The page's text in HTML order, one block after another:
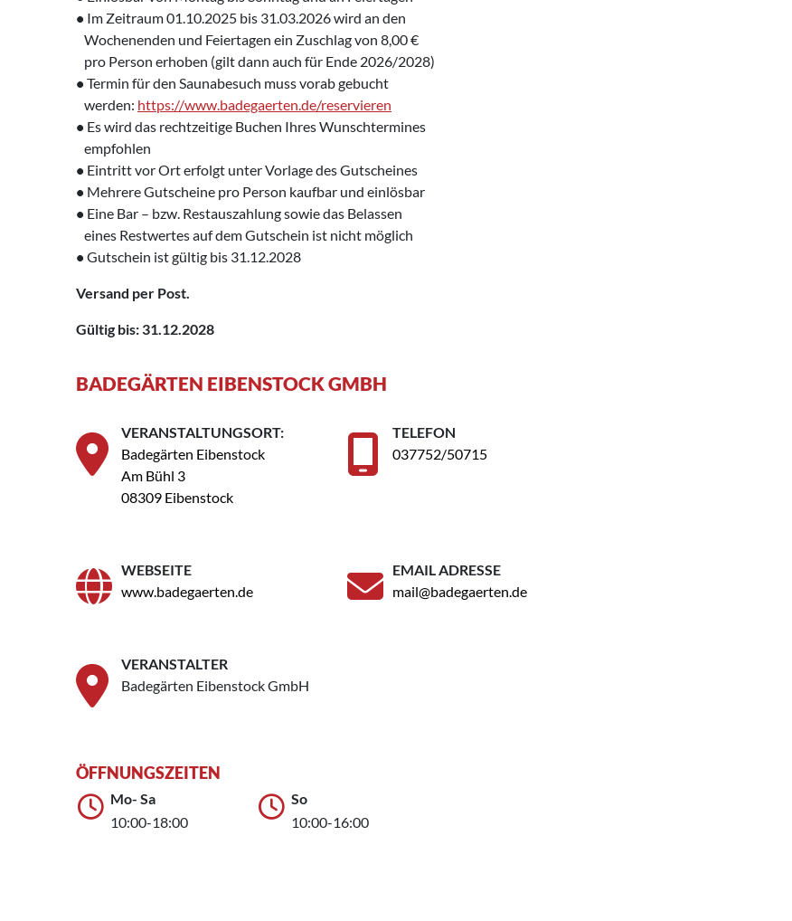
• Im Zeitraum 01.10.2025 bis 31.03.2026 wird an den
‌ Wochenenden und Feiertagen ein Zuschlag von 8,00 €
‌ pro Person erhoben (gilt dann auch für Ende 2026/2028)
• Termin für den Saunabesuch muss vorab gebucht
‌ werden: https://www.badegaerten.de/reservieren
• Es wird das rechtzeitige Buchen Ihres Wunschtermines
‌ empfohlen
• Eintritt vor Ort erfolgt unter Vorlage des Gutscheines
• Mehrere Gutscheine pro Person kaufbar und einlösbar
• Eine Bar – bzw. Restauszahlung sowie das Belassen
‌ eines Restwertes auf dem Gutschein ist nicht möglich
• Gutschein ist gültig bis 31.12.2028
Versand per Post.
Gültig bis: 31.12.2028
BADEGÄRTEN EIBENSTOCK GMBH
VERANSTALTUNGSORT:
Badegärten Eibenstock
Am Bühl 3
08309 Eibenstock
TELEFON
037752/50715
WEBSEITE
www.badegaerten.de
EMAIL ADRESSE
mail@badegaerten.de
VERANSTALTER
Badegärten Eibenstock GmbH
ÖFFNUNGSZEITEN
Mo- Sa
10:00-18:00
So
10:00-16:00